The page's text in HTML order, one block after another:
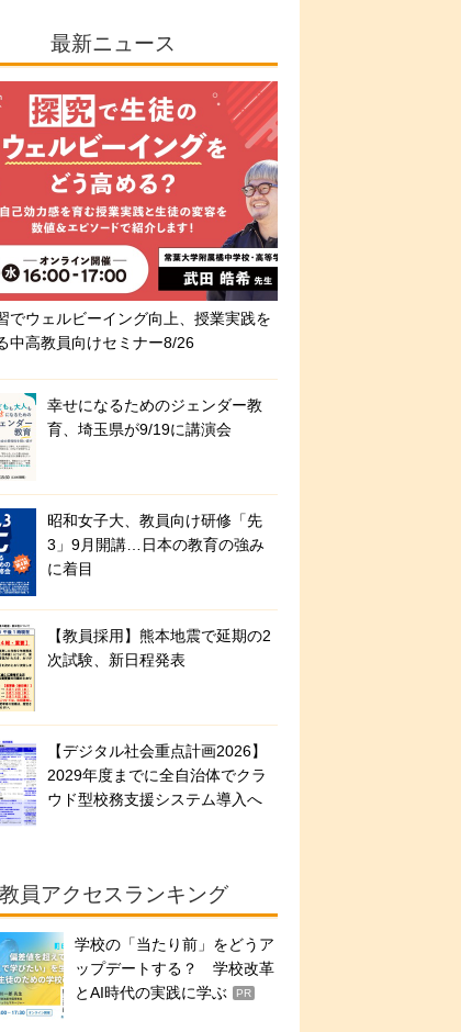
最新ニュース
でウェルビーイング向上、授業実践を
中高教員向けセミナー8/26
幸せになるためのジェンダー教
育、埼玉県が9/19に講演会
昭和女子大、教員向け研修「先
3」9月開講…日本の教育の強み
に着目
【教員採用】熊本地震で延期の2
次試験、新日程発表
【デジタル社会重点計画2026】
2029年度までに全自治体でクラ
ウド型校務支援システム導入へ
教員アクセスランキング
学校の「当たり前」をどうア
ップデートする？ 学校改革
とAI時代の実践に学ぶ
PR